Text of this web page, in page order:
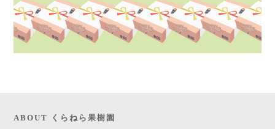
ABOUT くらねら果樹園